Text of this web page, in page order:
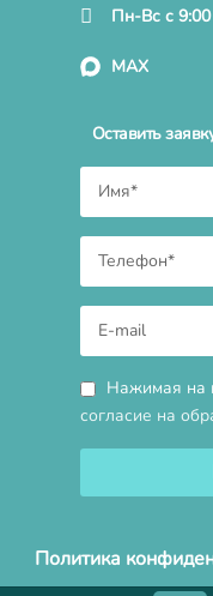
Пн-Вс с
MAX
Оставить
Нажимая на
согласие на
Политика